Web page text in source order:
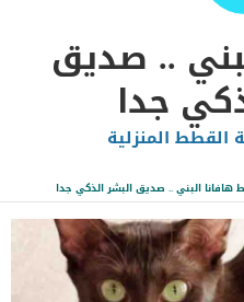
.. صديق
جدا
القطط المنزلية
هافانا البني .. صديق البشر الذكي جدا